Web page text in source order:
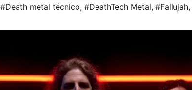
#Death metal técnico, #DeathTech Metal, #Fallujah,